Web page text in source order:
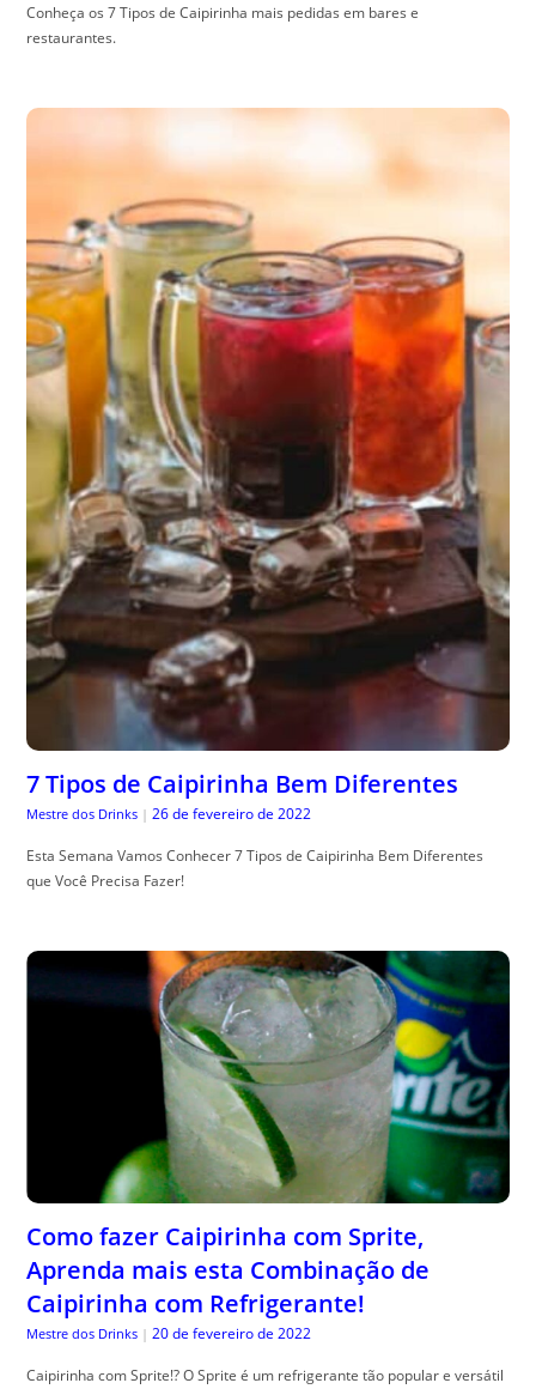
Conheça os 7 Tipos de Caipirinha mais pedidas em bares e
restaurantes.
7 Tipos de Caipirinha Bem Diferentes
Mestre dos Drinks | 26 de fevereiro de 2022
Esta Semana Vamos Conhecer 7 Tipos de Caipirinha Bem Diferentes
que Você Precisa Fazer!
Como fazer Caipirinha com Sprite,
Aprenda mais esta Combinação de
Caipirinha com Refrigerante!
Mestre dos Drinks | 20 de fevereiro de 2022
Caipirinha com Sprite!? O Sprite é um refrigerante tão popular e versátil